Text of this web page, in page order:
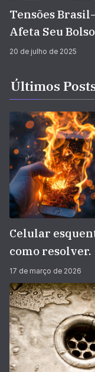
Tensões
Afeta Seu Bolso
20 de julho de 2025
Últimos
Celular
como resolver.
17 de março de 2026